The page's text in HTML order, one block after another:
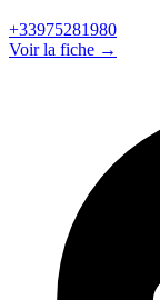
+33975281980
Voir la fiche →